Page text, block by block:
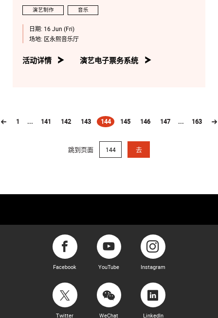
演艺制作 音乐
日期: 16 Jun (Fri)
场地: 区永熙音乐厅
活动详情 演艺电子票务系统
1 ... 141 142 143 144
(current)145 146 147 ... 163
跳到页面 去
Facebook YouTube Instagram
Twitter WeChat LinkedIn